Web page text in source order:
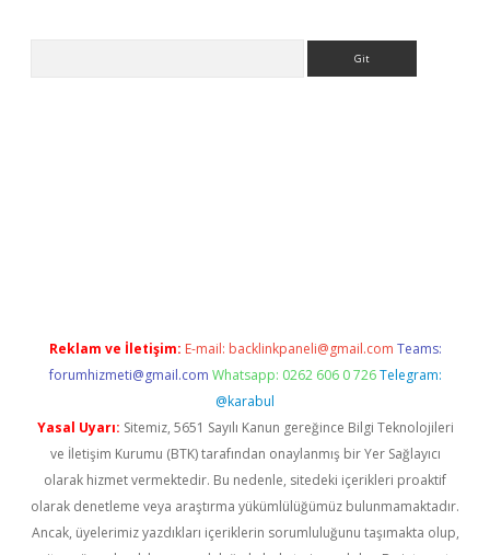
Reklam ve İletişim: E-mail: backlinkpaneli@gmail.com Teams:
forumhizmeti@gmail.com Whatsapp: 0262 606 0 726 Telegram:
@karabul
Yasal Uyarı: Sitemiz, 5651 Sayılı Kanun gereğince Bilgi Teknolojileri
ve İletişim Kurumu (BTK) tarafından onaylanmış bir Yer Sağlayıcı
olarak hizmet vermektedir. Bu nedenle, sitedeki içerikleri proaktif
olarak denetleme veya araştırma yükümlülüğümüz bulunmamaktadır.
Ancak, üyelerimiz yazdıkları içeriklerin sorumluluğunu taşımakta olup,